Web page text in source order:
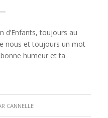
d’Enfants, toujours au
nous et toujours un mot
humeur et ta
CANNELLE